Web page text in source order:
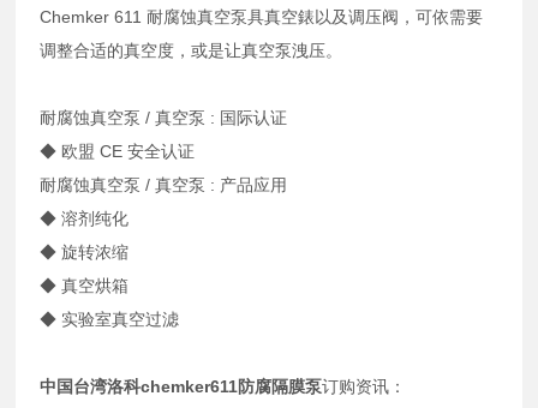
Chemker 611 耐腐蚀真空泵具真空錶以及调压阀，可依需要
调整合适的真空度，或是让真空泵洩压。
耐腐蚀真空泵 / 真空泵 : 国际认证
◆ 欧盟 CE 安全认证
耐腐蚀真空泵 / 真空泵 : 产品应用
◆ 溶剂纯化
◆ 旋转浓缩
◆ 真空烘箱
◆ 实验室真空过滤
中国台湾洛科chemker611防腐隔膜泵订购资讯：